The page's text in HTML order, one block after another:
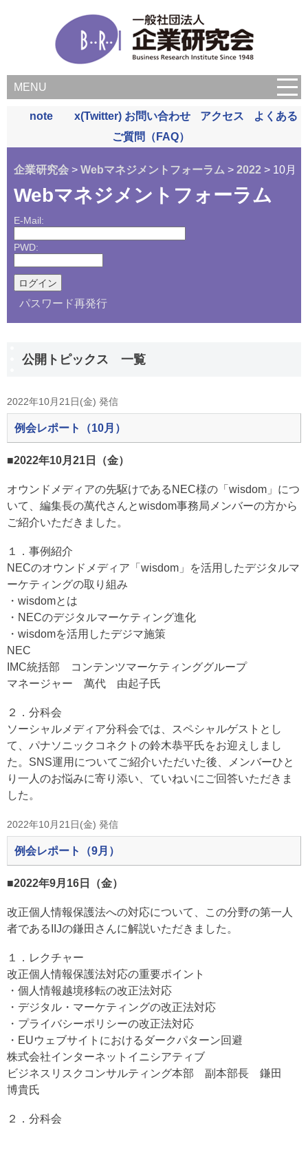
MENU
note x(Twitter) お問い合わせ アクセス
よくある
ご質問（FAQ）
企業研究会 > Webマネジメントフォーラム > 2022 > 10月
Webマネジメントフォーラム
E-Mail:
PWD:
パスワード再発行
公開トピックス 一覧
2022年10月21日(金) 発信
例会レポート（10月）
■2022年10月21日（金）
オウンドメディアの先駆けであるNEC様の「wisdom」につ
いて、編集長の萬代さんとwisdom事務局メンバーの方から
ご紹介いただきました。
１．事例紹介
NECのオウンドメディア「wisdom」を活用したデジタルマ
ーケティングの取り組み
・wisdomとは
・NECのデジタルマーケティング進化
・wisdomを活用したデジマ施策
NEC
IMC統括部 コンテンツマーケティンググループ
マネージャー 萬代 由起子氏
２．分科会
ソーシャルメディア分科会では、スペシャルゲストとし
て、パナソニックコネクトの鈴木恭平氏をお迎えしまし
た。SNS運用についてご紹介いただいた後、メンバーひと
り一人のお悩みに寄り添い、ていねいにご回答いただきま
した。
2022年10月21日(金) 発信
例会レポート（9月）
■2022年9月16日（金）
改正個人情報保護法への対応について、この分野の第一人
者であるIIJの鎌田さんに解説いただきました。
１．レクチャー
改正個人情報保護法対応の重要ポイント
・個人情報越境移転の改正法対応
・デジタル・マーケティングの改正法対応
・プライバシーポリシーの改正法対応
・EUウェブサイトにおけるダークパターン回避
株式会社インターネットイニシアティブ
ビジネスリスクコンサルティング本部 副本部長 鎌田
博貴氏
２．分科会